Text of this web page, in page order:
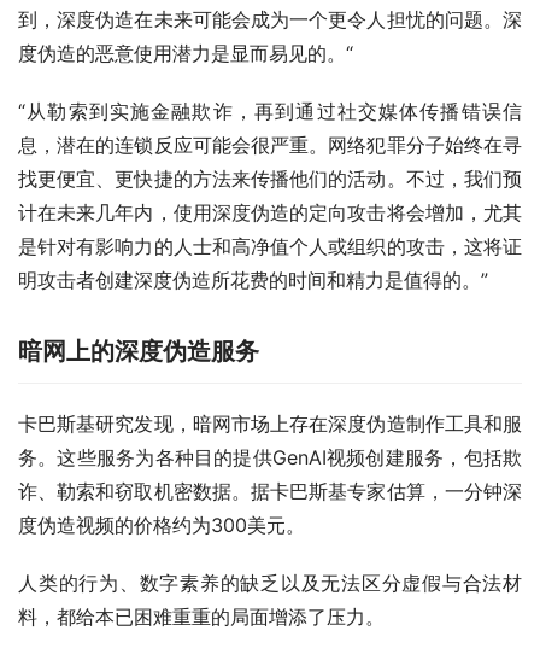
到，深度伪造在未来可能会成为一个更令人担忧的问题。深
度伪造的恶意使用潜力是显而易见的。“
“从勒索到实施金融欺诈，再到通过社交媒体传播错误信
息，潜在的连锁反应可能会很严重。网络犯罪分子始终在寻
找更便宜、更快捷的方法来传播他们的活动。不过，我们预
计在未来几年内，使用深度伪造的定向攻击将会增加，尤其
是针对有影响力的人士和高净值个人或组织的攻击，这将证
明攻击者创建深度伪造所花费的时间和精力是值得的。”
暗网上的深度伪造服务
卡巴斯基研究发现，暗网市场上存在深度伪造制作工具和服
务。这些服务为各种目的提供GenAI视频创建服务，包括欺
诈、勒索和窃取机密数据。据卡巴斯基专家估算，一分钟深
度伪造视频的价格约为300美元。
人类的行为、数字素养的缺乏以及无法区分虚假与合法材
料，都给本已困难重重的局面增添了压力。